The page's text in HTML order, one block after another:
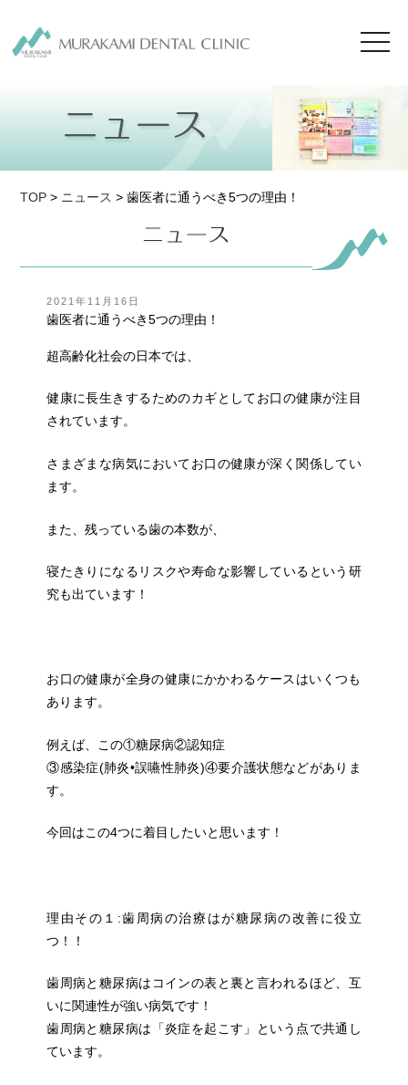
TOP > ニュース > 歯医者に通うべき5つの理由！
投
稿
日:
2021年11月16日
歯医者に通うべき5つの理由！
超高齢化社会の日本では、
健康に長生きするためのカギとしてお口の健康が注目
されています。
さまざまな病気においてお口の健康が深く関係してい
ます。
また、残っている歯の本数が、
寝たきりになるリスクや寿命な影響しているという研
究も出ています！
お口の健康が全身の健康にかかわるケースはいくつも
あります。
例えば、この①糖尿病②認知症
③感染症(肺炎•誤嚥性肺炎)④要介護状態などがありま
す。
今回はこの4つに着目したいと思います！
理由その１:歯周病の治療はが糖尿病の改善に役立
つ！！
歯周病と糖尿病はコインの表と裏と言われるほど、互
いに関連性が強い病気です！
歯周病と糖尿病は「炎症を起こす」という点で共通し
ています。